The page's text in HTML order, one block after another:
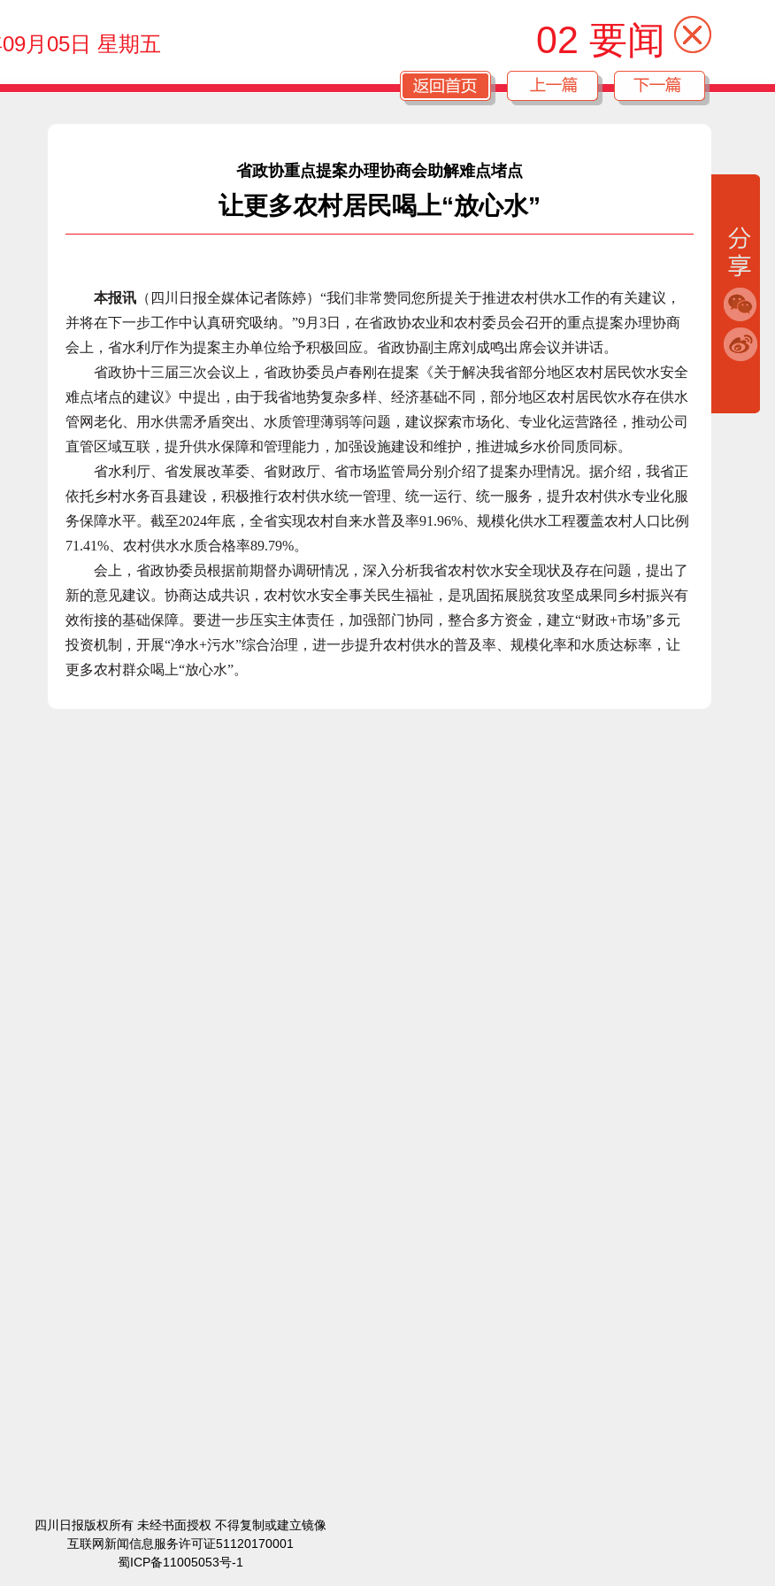
月05日 星期五 02 要闻
省政协重点提案办理协商会助解难点堵点
让更多农村居民喝上“放心水”
本报讯 （四川日报全媒体记者陈婷）“我们非常赞同您所提关于推进农村供水工作的有关建议，
并将在下一步工作中认真研究吸纳。”9月3日，在省政协农业和农村委员会召开的重点提案办理协商
会上，省水利厅作为提案主办单位给予积极回应。省政协副主席刘成鸣出席会议并讲话。
省政协十三届三次会议上，省政协委员卢春刚在提案《关于解决我省部分地区农村居民饮水安全
难点堵点的建议》中提出，由于我省地势复杂多样、经济基础不同，部分地区农村居民饮水存在供水
管网老化、用水供需矛盾突出、水质管理薄弱等问题，建议探索市场化、专业化运营路径，推动公司
直管区域互联，提升供水保障和管理能力，加强设施建设和维护，推进城乡水价同质同标。
省水利厅、省发展改革委、省财政厅、省市场监管局分别介绍了提案办理情况。据介绍，我省正
依托乡村水务百县建设，积极推行农村供水统一管理、统一运行、统一服务，提升农村供水专业化服
务保障水平。截至2024年底，全省实现农村自来水普及率91.96%、规模化供水工程覆盖农村人口比例
71.41%、农村供水水质合格率89.79%。
会上，省政协委员根据前期督办调研情况，深入分析我省农村饮水安全现状及存在问题，提出了
新的意见建议。协商达成共识，农村饮水安全事关民生福祉，是巩固拓展脱贫攻坚成果同乡村振兴有
效衔接的基础保障。要进一步压实主体责任，加强部门协同，整合多方资金，建立“财政+市场”多元
投资机制，开展“净水+污水”综合治理，进一步提升农村供水的普及率、规模化率和水质达标率，让
更多农村群众喝上“放心水”。
四川日报版权所有 未经书面授权 不得复制或建立镜像
互联网新闻信息服务许可证51120170001
蜀ICP备11005053号-1